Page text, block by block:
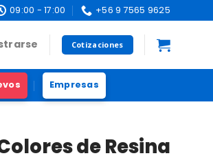
09:00 - 17:00 +56 9 7565 9625
Cotizaciones
Empresas
de Resina